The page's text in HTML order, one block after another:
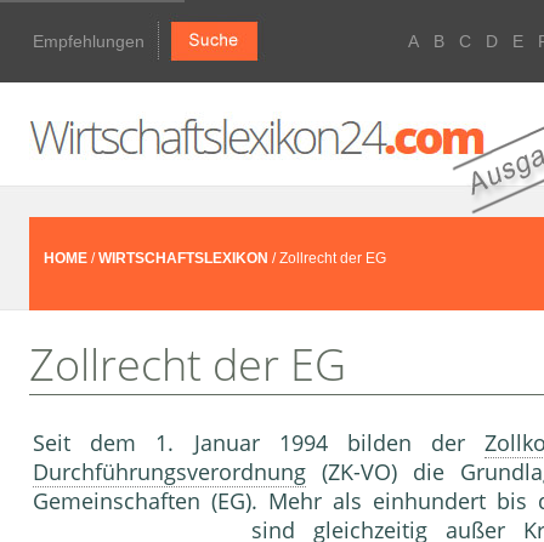
Empfehlungen A B C D E
HOME /WIRTSCHAFTSLEXIKON / Zollrecht der EG
Zollrecht der EG
Seit dem 1. Januar 1994 bilden der
Durchführungsverordnung (ZK-VO) die
Gemeinschaften (EG). Mehr als einhundert bis
sind gleichzeitig außer